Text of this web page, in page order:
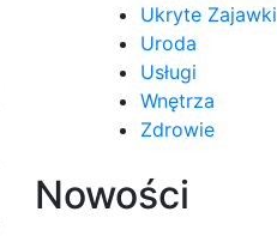
Ukryte Zajawki
Uroda
Usługi
Wnętrza
Zdrowie
Nowości